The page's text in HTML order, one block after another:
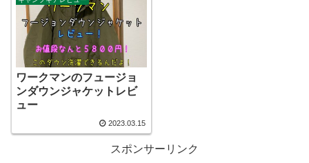
ワークマンのフュージョ
ンダウンジャケットレビ
ュー
2023.03.15
スポンサーリンク